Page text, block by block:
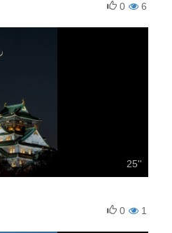
6
0
25''
1
0